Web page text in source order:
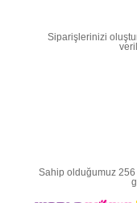
Siparişlerinizi
Sahip olduğumuz 256